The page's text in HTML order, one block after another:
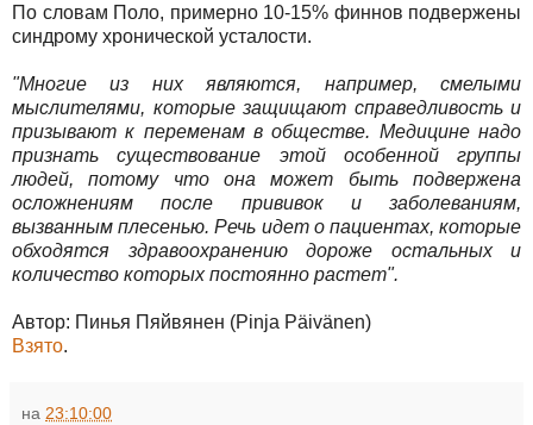
По словам Поло, примерно 10-15% финнов подвержены
синдрому хронической усталости.
"Многие из них являются, например, смелыми
мыслителями, которые защищают справедливость и
призывают к переменам в обществе. Медицине надо
признать существование этой особенной группы
людей, потому что она может быть подвержена
осложнениям после прививок и заболеваниям,
вызванным плесенью. Речь идет о пациентах, которые
обходятся здравоохранению дороже остальных и
количество которых постоянно растет".
Автор: Пинья Пяйвянен (Pinja Päivänen)
Взято.
на 23:10:00